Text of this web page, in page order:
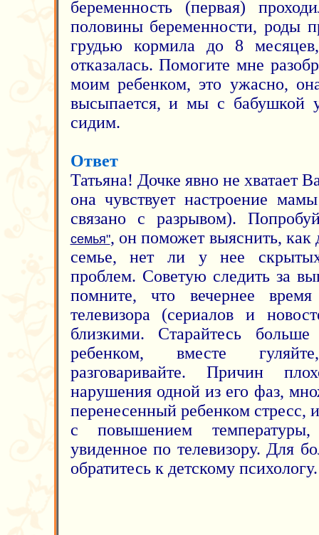
беременность (первая)
половины беременности, роды
грудью кормила до 8
отказалась. Помогите мне
моим ребенком, это ужасно,
высыпается, и мы с бабушкой
сидим.
Ответ
Татьяна! Дочке явно не хватает
она чувствует настроение
связано с разрывом).
семья", он поможет выяснить, как
семье, нет ли у нее
проблем. Советую следить за
помните, что вечернее
телевизора (сериалов и
близкими. Старайтесь
ребенком, вместе
разговаривайте. Причин
нарушения одной из его фаз,
перенесенный ребенком стресс,
с повышением
увиденное по телевизору. Для
обратитесь к детскому психологу.